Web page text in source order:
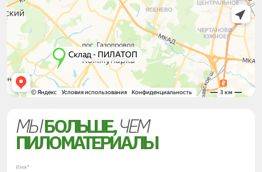
МЫБОЛЬШЕ,ЧЕМ
ПИЛОМАТЕРИАЛЫ
Имя*